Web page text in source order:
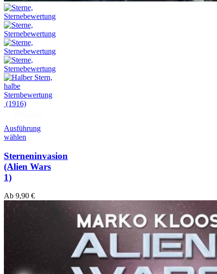
(1916)
Ausführung
wählen
Sterneninvasion
(Alien Wars
1)
Ab 9,90 €